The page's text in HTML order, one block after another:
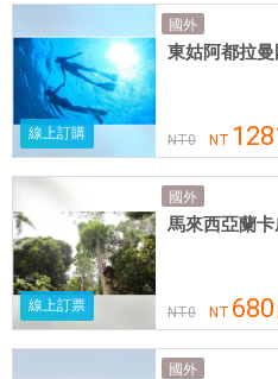
線上訂購
國外
東姑阿都拉
NT0 NT
線上訂票
國外
馬來西亞蘭
NT0 NT 680
國外